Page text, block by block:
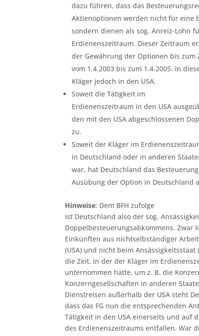
dazu führen, dass das
Aktienoptionen werden nicht für eine
sondern dienen als sog. Anreiz-Lohn
Erdienenszeitraum. Dieser Zeitraum
der Gewährung der Optionen bis
vom 1.4.2003 bis zum 1.4.2005. In
Kläger jedoch in den USA.
Soweit die Tätigkeit im
Erdienenszeitraum in den USA
den mit den USA abgeschlossenen
zu.
Soweit der Kläger im
in Deutschland oder in anderen
war, hat Deutschland das
Ausübung der Option in Deutschland
Hinweise: Dem BFH zufolge
ist Deutschland also der sog.
Doppelbesteuerungsabkommens. Zwar
Einkünften aus nichtselbständiger
(USA) und nicht beim
die Zeit, in der der Kläger im
unternommen hatte, um z. B. die
Konzerngesellschaften in anderen
Dienstreisen außerhalb der USA steht
dass das FG nun die entsprechenden
Tätigkeit in den USA einerseits und auf
des Erdienenszeitraums entfallen. War